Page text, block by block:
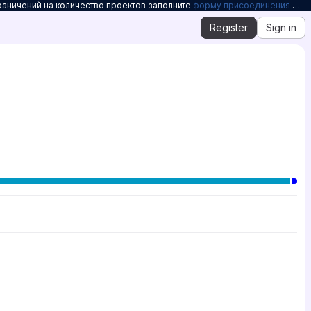
на количество проектов заполните форму присоединения к Openelbrus
Register Sign in